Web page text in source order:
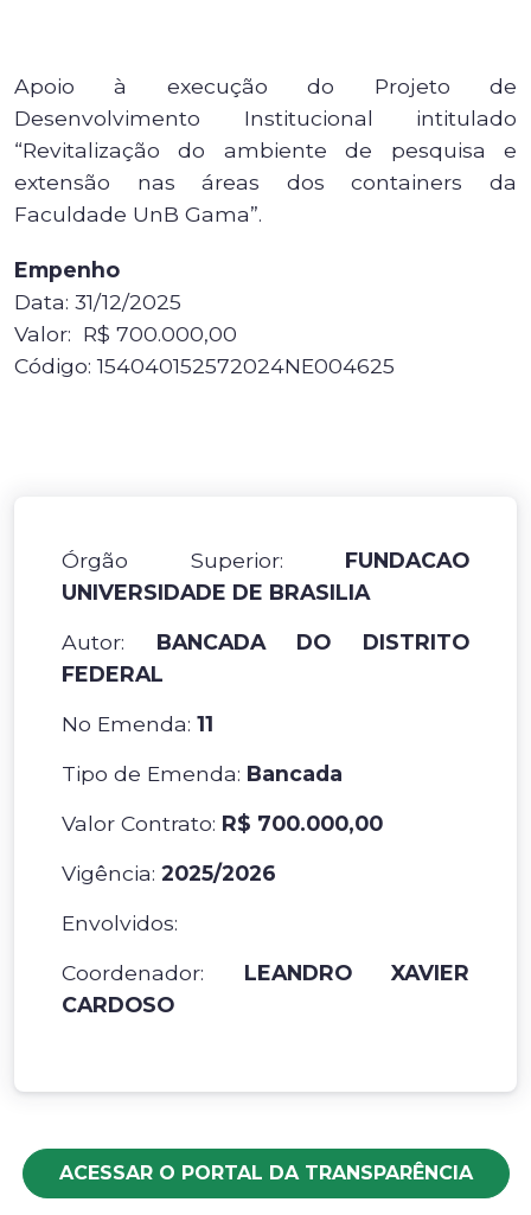
Apoio à execução do Projeto de
Desenvolvimento Institucional intitulado
“Revitalização do ambiente de pesquisa e
extensão nas áreas dos containers da
Faculdade UnB Gama”.
Empenho
Data: 31/12/2025
Valor: R$ 700.000,00
Código: 154040152572024NE004625
Órgão Superior: FUNDACAO
UNIVERSIDADE DE BRASILIA
Autor: BANCADA DO DISTRITO
FEDERAL
No Emenda: 11
Tipo de Emenda: Bancada
Valor Contrato: R$ 700.000,00
Vigência: 2025/2026
Envolvidos:
Coordenador: LEANDRO XAVIER
CARDOSO
ACESSAR O PORTAL DA TRANSPARÊNCIA